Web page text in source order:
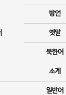
방언
옛말
북한어
소계
일반어